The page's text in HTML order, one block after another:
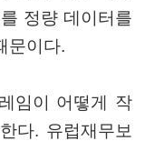
정량 데이터를
문이다.
임이 어떻게 작
다. 유럽재무보